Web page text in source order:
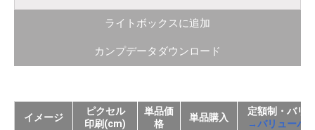
ライトボックスに追加
カンプデータダウンロード
イメージ
ピクセル
印刷(cm)
単品価
格
単品購入
定額制・バリ
→バリューパ